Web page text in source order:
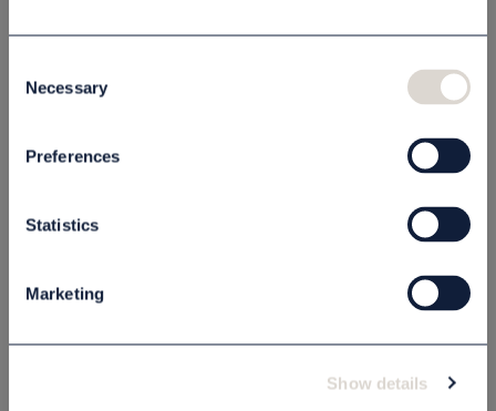
Selection
Necessary
Preferences
Statistics
Marketing
Show details
Endast för företagskunder